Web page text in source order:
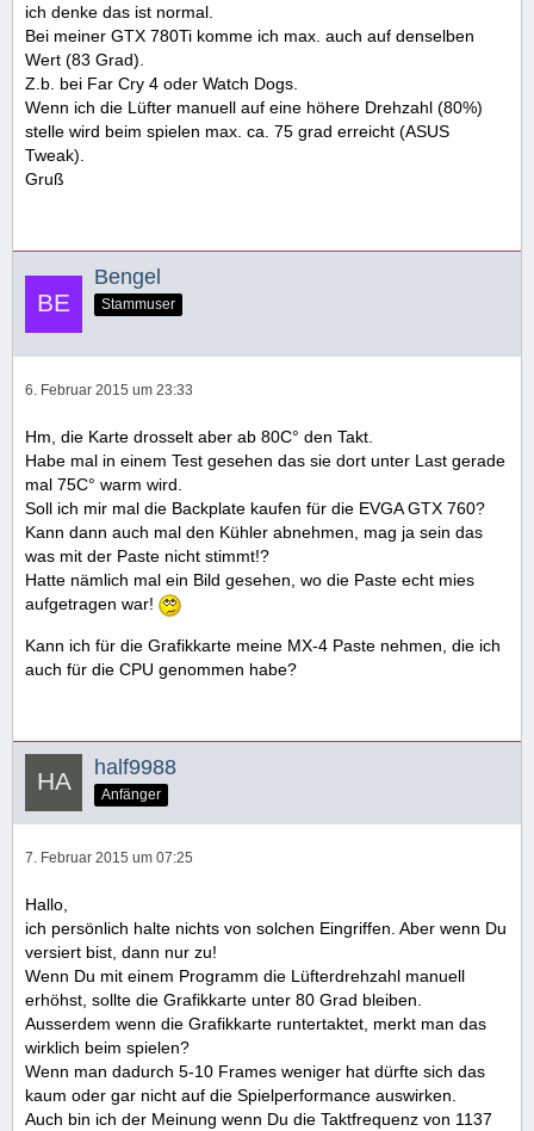
ich denke das ist normal.
Bei meiner GTX 780Ti komme ich max. auch auf denselben
Wert (83 Grad).
Z.b. bei Far Cry 4 oder Watch Dogs.
Wenn ich die Lüfter manuell auf eine höhere Drehzahl (80%)
stelle wird beim spielen max. ca. 75 grad erreicht (ASUS
Tweak).
Gruß
Bengel
Stammuser
6. Februar 2015 um 23:33
Hm, die Karte drosselt aber ab 80C° den Takt.
Habe mal in einem Test gesehen das sie dort unter Last gerade
mal 75C° warm wird.
Soll ich mir mal die Backplate kaufen für die EVGA GTX 760?
Kann dann auch mal den Kühler abnehmen, mag ja sein das
was mit der Paste nicht stimmt!?
Hatte nämlich mal ein Bild gesehen, wo die Paste echt mies
aufgetragen war!
Kann ich für die Grafikkarte meine MX-4 Paste nehmen, die ich
auch für die CPU genommen habe?
half9988
Anfänger
7. Februar 2015 um 07:25
Hallo,
ich persönlich halte nichts von solchen Eingriffen. Aber wenn Du
versiert bist, dann nur zu!
Wenn Du mit einem Programm die Lüfterdrehzahl manuell
erhöhst, sollte die Grafikkarte unter 80 Grad bleiben.
Ausserdem wenn die Grafikkarte runtertaktet, merkt man das
wirklich beim spielen?
Wenn man dadurch 5-10 Frames weniger hat dürfte sich das
kaum oder gar nicht auf die Spielperformance auswirken.
Auch bin ich der Meinung wenn Du die Taktfrequenz von 1137